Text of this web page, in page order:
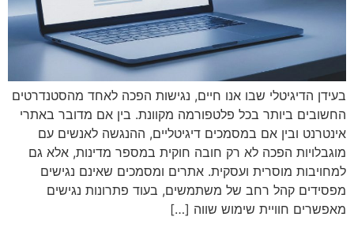
בעידן הדיגיטלי שבו אנו חיים, נגישות הפכה לאחד מהסטנדרטים
החשובים ביותר בכל פלטפורמה מקוונת. בין אם מדובר באתרי
אינטרנט ובין אם במסמכים דיגיטליים, ההנגשה לאנשים עם
מוגבלויות הפכה לא רק חובה חוקית במספר מדינות, אלא גם
למחויבות מוסרית ועסקית. אתרים ומסמכים שאינם נגישים
מפסידים קהל רחב של משתמשים, בעוד פתרונות נגישים
מאפשרים חוויית שימוש שווה […]